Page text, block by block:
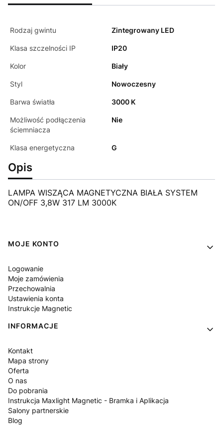
Rodzaj gwintu Zintegrowany LED
Klasa szczelności IP IP20
Kolor Biały
Styl Nowoczesny
Barwa światła 3000 K
Możliwość podłączenia
ściemniacza
Nie
Klasa energetyczna G
Opis
LAMPA WISZĄCA MAGNETYCZNA BIAŁA SYSTEM
ON/OFF 3,8W 317 LM 3000K
Linki w stopce
MOJE KONTO
Logowanie
Moje zamówienia
Przechowalnia
Ustawienia konta
Instrukcje Magnetic
INFORMACJE
Kontakt
Mapa strony
Oferta
O nas
Do pobrania
Instrukcja Maxlight Magnetic - Bramka i Aplikacja
Salony partnerskie
Blog